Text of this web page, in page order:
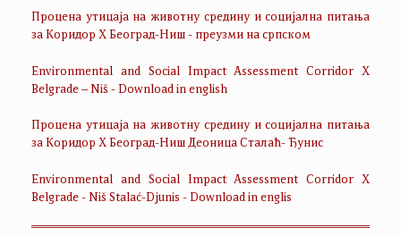
Процена утицаја на животну средину и социјална питања
за Коридор Х Београд-Ниш - преузми на српском
Environmental and Social Impact Assessment Corridor X
Belgrade – Niš - Download in english
Процена утицаја на животну средину и социјална питања
за Коридор Х Београд-Ниш Деоница Сталаћ- Ђунис
Environmental and Social Impact Assessment Corridor X
Belgrade - Niš Stalać-Djunis - Download in englis